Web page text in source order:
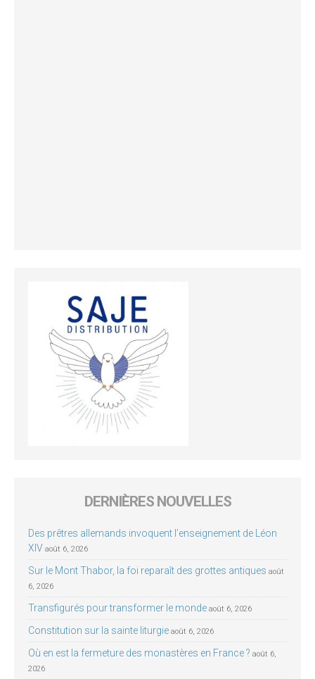
DERNIÈRES NOUVELLES
Des prêtres allemands invoquent l’enseignement de Léon
XIV août 6, 2026
Sur le Mont Thabor, la foi reparaît des grottes antiques août
6, 2026
Transfigurés pour transformer le monde août 6, 2026
Constitution sur la sainte liturgie août 6, 2026
Où en est la fermeture des monastères en France ? août 6,
2026